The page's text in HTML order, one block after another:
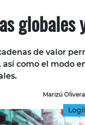
Almacenes e inventarios
Logística y distribución
de valor
así como el modo
Marizú